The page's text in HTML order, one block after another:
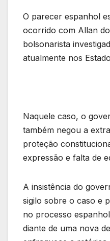
O parecer espanhol
ocorrido com Allan
bolsonarista
atualmente nos
Naquele caso, o
também negou a
proteção
expressão e falta de
A insistência do
sigilo sobre o caso e
no processo
diante de uma nova